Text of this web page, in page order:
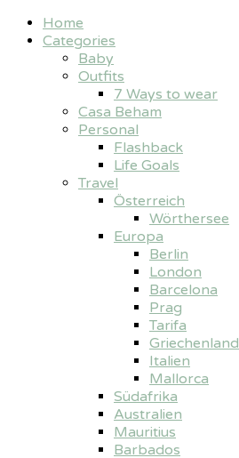
Home
Categories
Baby
Outfits
7 Ways to wear
Casa Beham
Personal
Flashback
Life Goals
Travel
Österreich
Wörthersee
Europa
Berlin
London
Barcelona
Prag
Tarifa
Griechenland
Italien
Mallorca
Südafrika
Australien
Mauritius
Barbados